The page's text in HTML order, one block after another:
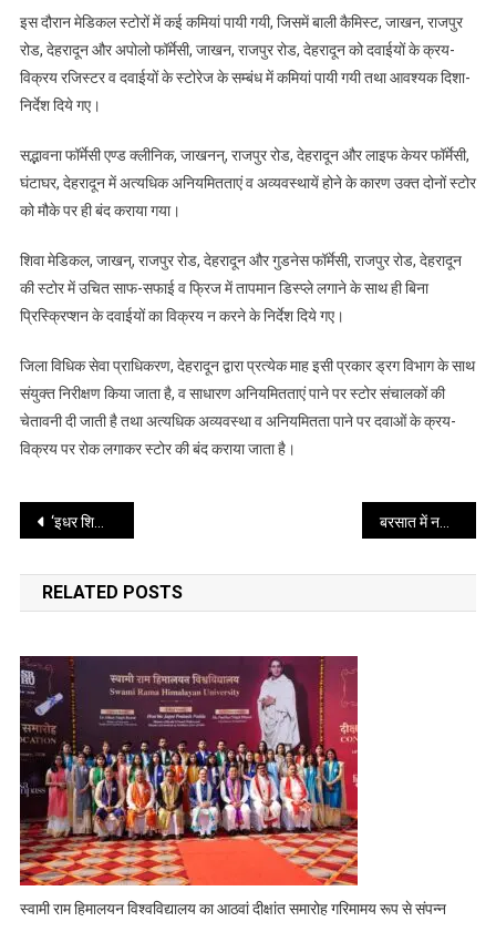
क्षेत्र
के
विभिन्न
किया
गया
निरीक्षण
इस दौरान मेडिकल स्टोरों में कई कमियां पायी गयी, जिसमें बाली कैमिस्ट, जाखन, राजपुर
रोड, देहरादून और अपोलो फॉर्मेसी, जाखन, राजपुर रोड, देहरादून को दवाईयों के क्रय-
विक्रय रजिस्टर व दवाईयों के स्टोरेज के सम्बंध में कमियां पायी गयी तथा आवश्यक दिशा-
निर्देश दिये गए।
स‌द्भावना फॉर्मेसी एण्ड क्लीनिक, जाखनन्, राजपुर रोड, देहरादून और लाइफ केयर फॉर्मेसी,
घंटाघर, देहरादून में अत्यधिक अनियमितताएं व अव्यवस्थायें होने के कारण उक्त दोनों स्टोर
को मौके पर ही बंद कराया गया।
शिवा मेडिकल, जाखन्, राजपुर रोड, देहरादून और गुडनेस फॉर्मेसी, राजपुर रोड, देहरादून
की स्टोर में उचित साफ-सफाई व फ्रिज में तापमान डिस्प्ले लगाने के साथ ही बिना
प्रिस्क्रिप्शन के दवाईयों का विक्रय न करने के निर्देश दिये गए।
जिला विधिक सेवा प्राधिकरण, देहरादून द्वारा प्रत्येक माह इसी प्रकार ड्रग विभाग के साथ
संयुक्त निरीक्षण किया जाता है, व साधारण अनियमितताएं पाने पर स्टोर संचालकों की
चेतावनी दी जाती है तथा अत्यधिक अव्यवस्था व अनियमितता पाने पर दवाओं के क्रय-
विक्रय पर रोक लगाकर स्टोर की बंद कराया जाता है।
Post
navigation
‘इधर शिकायत, उधर समाधान’: पानी की समस्या, प्रोएक्टिव मोड में हो रहा निदान
RELATED POSTS
स्वामी राम हिमालयन विश्वविद्यालय का आठवां दीक्षांत समारोह गरिमामय रूप से संपन्न